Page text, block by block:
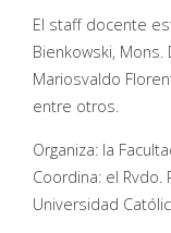
El staff docente
Bienkowski, Mons.
Mariosvaldo
entre otros.
Organiza: la
Coordina: el Rvdo.
Universidad